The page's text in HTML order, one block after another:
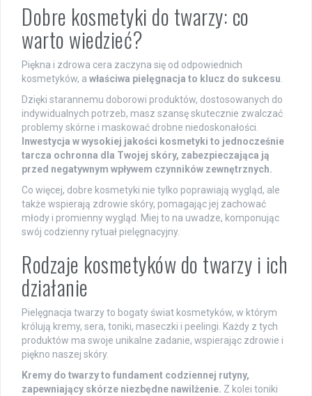
Dobre kosmetyki do twarzy: co
warto wiedzieć?
Piękna i zdrowa cera zaczyna się od odpowiednich
kosmetyków, a właściwa pielęgnacja to klucz do sukcesu.
Dzięki starannemu doborowi produktów, dostosowanych do
indywidualnych potrzeb, masz szansę skutecznie zwalczać
problemy skórne i maskować drobne niedoskonałości.
Inwestycja w wysokiej jakości kosmetyki to jednocześnie
tarcza ochronna dla Twojej skóry, zabezpieczająca ją
przed negatywnym wpływem czynników zewnętrznych.
Co więcej, dobre kosmetyki nie tylko poprawiają wygląd, ale
także wspierają zdrowie skóry, pomagając jej zachować
młody i promienny wygląd. Miej to na uwadze, komponując
swój codzienny rytuał pielęgnacyjny.
Rodzaje kosmetyków do twarzy i ich
działanie
Pielęgnacja twarzy to bogaty świat kosmetyków, w którym
królują kremy, sera, toniki, maseczki i peelingi. Każdy z tych
produktów ma swoje unikalne zadanie, wspierając zdrowie i
piękno naszej skóry.
Kremy do twarzy to fundament codziennej rutyny,
zapewniający skórze niezbędne nawilżenie. Z kolei toniki